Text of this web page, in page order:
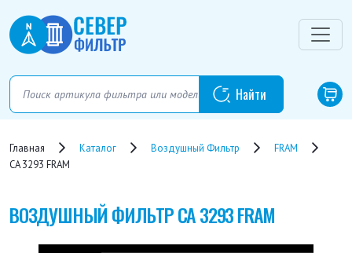
Главная Каталог Воздушный Фильтр
FRAM
CA 3293 FRAM
ВОЗДУШНЫЙ ФИЛЬТРCA 3293 FRAM